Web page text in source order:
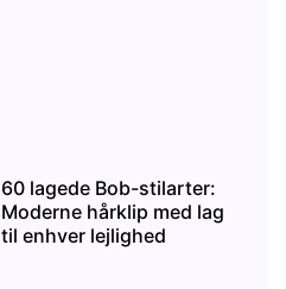
60 lagede Bob-stilarter:
Moderne hårklip med lag
til enhver lejlighed